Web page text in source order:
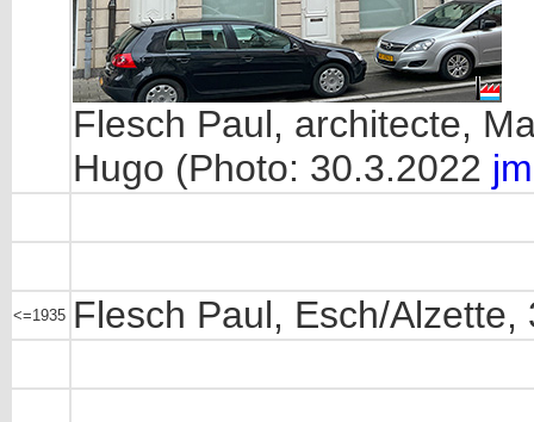
Flesch Paul, architecte,
Hugo (Photo: 30.3.2022
<=1935 Flesch Paul, Esch/